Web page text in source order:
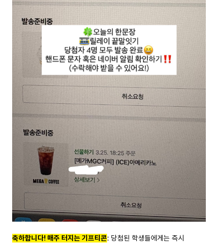
축하합니다! 매주 터지는 기프티콘: 당첨된 학생들에게는 즉시